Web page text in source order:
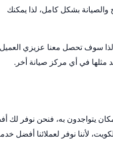
بشكل كامل، لذا يمكنك
لذا سوف تحصل معنا عزيزي العميل
مثلها في أي مركز صيانة أخر.
يتواجدون به، فنحن نوفر لك
لأننا نوفر لعملائنا أفضل